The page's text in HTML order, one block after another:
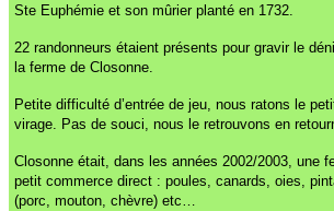
Ste Euphémie et son mûrier planté en 1732.
22 randonneurs étaient présents pour gravir le
la ferme de Closonne.
Petite difficulté d’entrée de jeu, nous ratons le
virage. Pas de souci, nous le retrouvons en
Closonne était, dans les années 2002/2003, une
petit commerce direct : poules, canards, oies,
(porc, mouton, chèvre) etc…